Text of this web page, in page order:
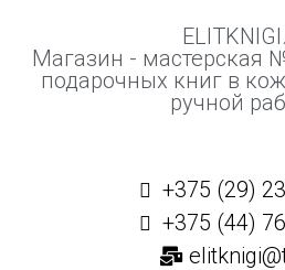
Магазин - мастерская
подарочных книг в
ручной
+375 (29)
+375 (44)